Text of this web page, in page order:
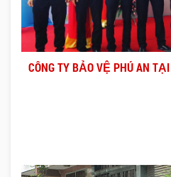
CÔNG TY BẢO VỆ PHÚ AN